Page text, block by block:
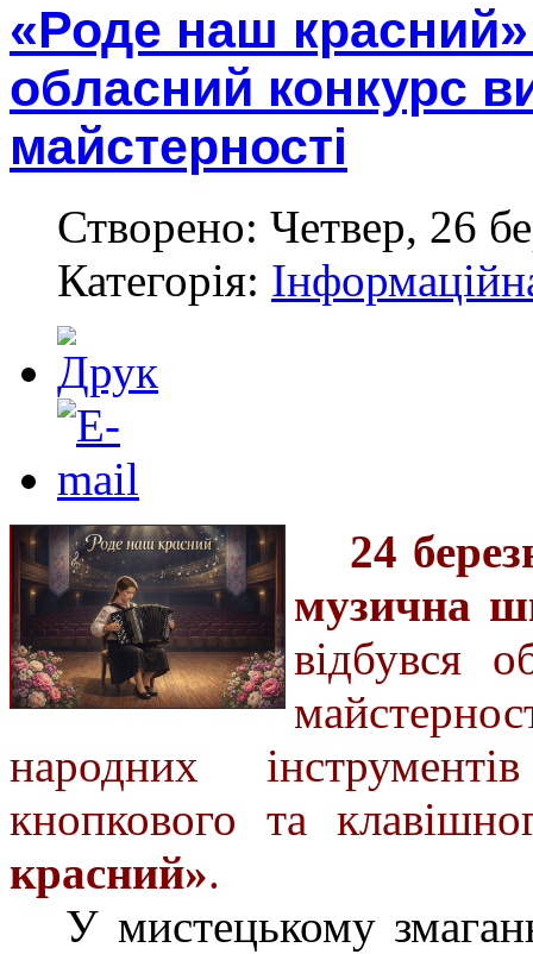
«Роде наш
обласний конкурс
майстерності
Створено: Четвер, 26
Категорія:
24
музична
відбувся
народних
кнопкового та
красний».
У мистецькому